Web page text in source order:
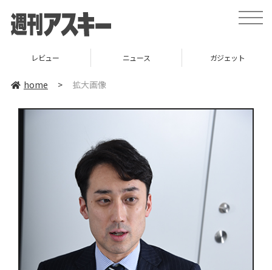
toggle
レビュー ニュース ガジェット
home > 拡大画像